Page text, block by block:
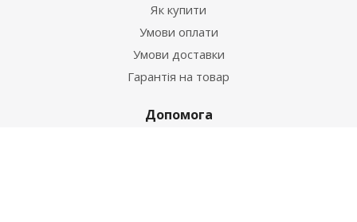
Як купити
Умови оплати
Умови доставки
Гарантія на товар
Допомога